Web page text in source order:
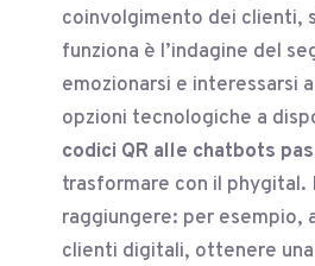
coinvolgimento dei clienti,
funziona è l’indagine del
emozionarsi e interessarsi
opzioni tecnologiche a
codici QR alle chatbots
trasformare con il phygital.
raggiungere: per esempio,
clienti digitali, ottenere